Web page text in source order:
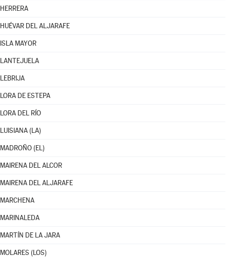
HERRERA
HUÉVAR DEL ALJARAFE
ISLA MAYOR
LANTEJUELA
LEBRIJA
LORA DE ESTEPA
LORA DEL RÍO
LUISIANA (LA)
MADROÑO (EL)
MAIRENA DEL ALCOR
MAIRENA DEL ALJARAFE
MARCHENA
MARINALEDA
MARTÍN DE LA JARA
MOLARES (LOS)